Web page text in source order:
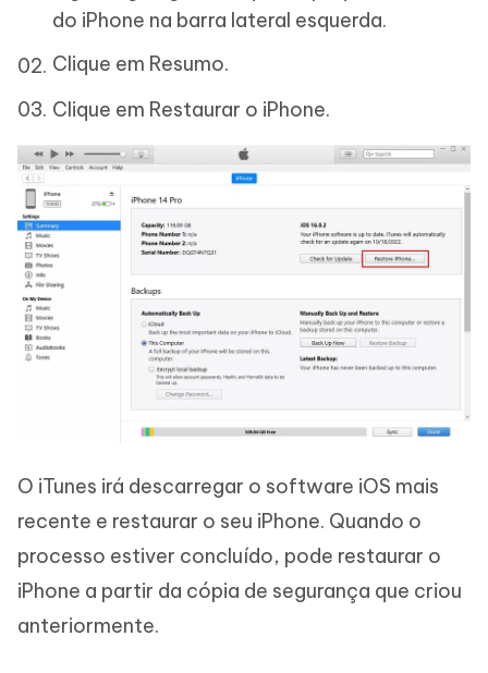
do iPhone na barra lateral esquerda.
Clique em Resumo.
Clique em Restaurar o iPhone.
O iTunes irá descarregar o software iOS mais
recente e restaurar o seu iPhone. Quando o
processo estiver concluído, pode restaurar o
iPhone a partir da cópia de segurança que criou
anteriormente.